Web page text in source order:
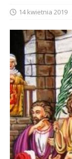
14 kwietnia 2019